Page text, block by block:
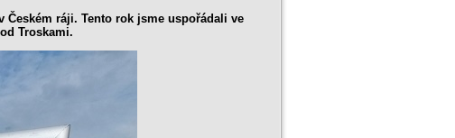
Českém ráji. Tento rok jsme uspořádali ve
Troskami.